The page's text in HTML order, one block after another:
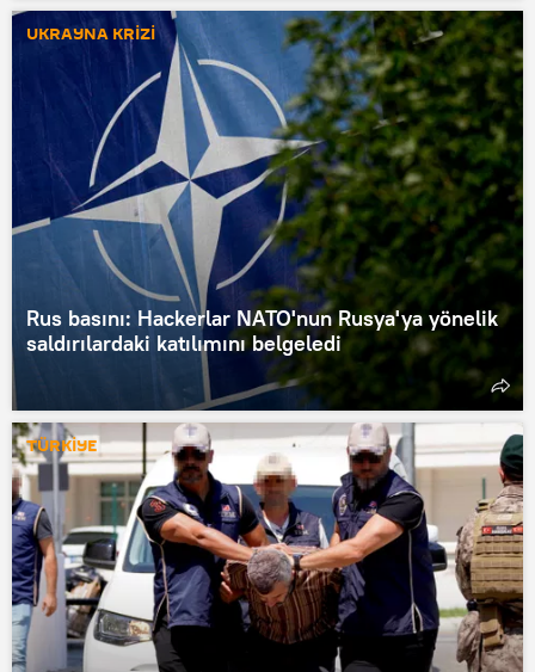
UKRAYNA KRİZİ
Rus basını: Hackerlar NATO'nun Rusya'ya yönelik
saldırılardaki katılımını belgeledi
TÜRKİYE